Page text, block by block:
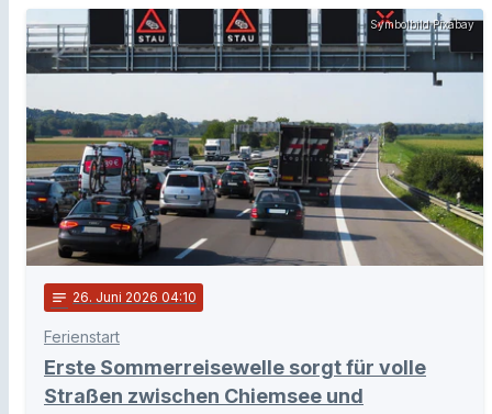
Symbolbild Pixabay
notes 26. Juni 2026 04:10
Ferienstart
Erste Sommerreisewelle sorgt für volle
Straßen zwischen Chiemsee und